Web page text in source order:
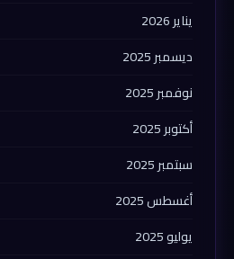
يناير 2026
ديسمبر 2025
نوفمبر 2025
أكتوبر 2025
سبتمبر 2025
أغسطس 2025
يوليو 2025